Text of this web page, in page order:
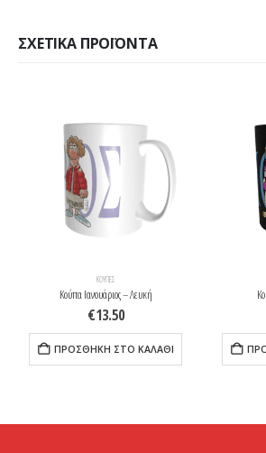
ΣΧΕΤΙΚΆ ΠΡΟΪΌΝΤΑ
ΚΟΎΠΕΣ
Κούπα Ιανουάριος – Λευκή
€13.50
ΠΡΟΣΘΉΚΗ ΣΤΟ ΚΑΛΆΘΙ